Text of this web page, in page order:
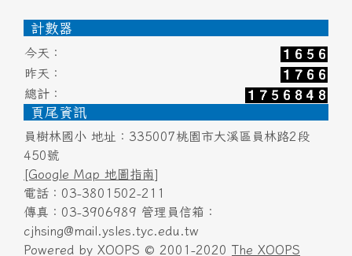
頁尾區域內容
計數器
今天：
昨天：
總計：
頁尾資訊
員樹林國小 地址：335007桃園市大溪區員林路2段
450號
[Google Map 地圖指南]
電話：03-3801502-211
傳真：03-3906989 管理員信箱：
cjhsing@mail.ysles.tyc.edu.tw
Powered by XOOPS © 2001-2020 The XOOPS